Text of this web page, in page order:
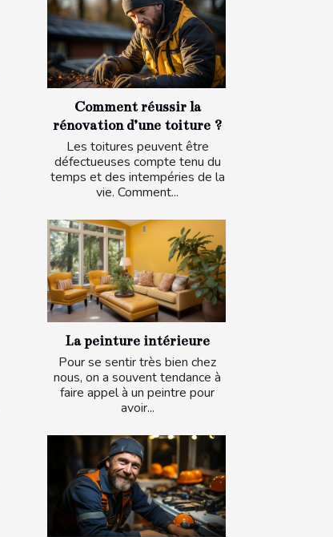
Comment réussir la
rénovation d’une toiture ?
Les toitures peuvent être
défectueuses compte tenu du
temps et des intempéries de la
vie. Comment...
La peinture intérieure
Pour se sentir très bien chez
nous, on a souvent tendance à
faire appel à un peintre pour
avoir...